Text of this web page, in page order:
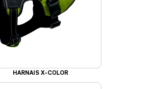
HARNAIS X-COLOR